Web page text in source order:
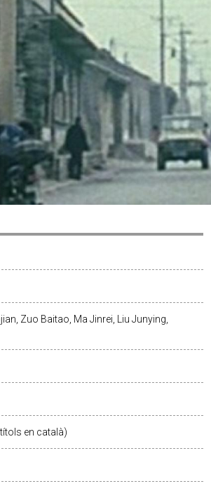
Zuo Baitao, Ma Jinrei, Liu Junying,
en català)